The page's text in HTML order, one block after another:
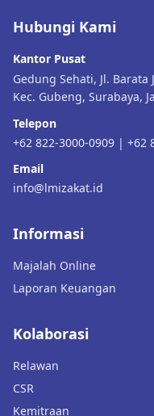
Hubungi Kami
Kantor Pusat
Gedung Sehati, Jl. Barata
Kec. Gubeng, Surabaya,
Telepon
+62 822-3000-0909 | +62
Email
info@lmizakat.id
Informasi
Majalah Online
Laporan Keuangan
Kolaborasi
Relawan
CSR
Kemitraan